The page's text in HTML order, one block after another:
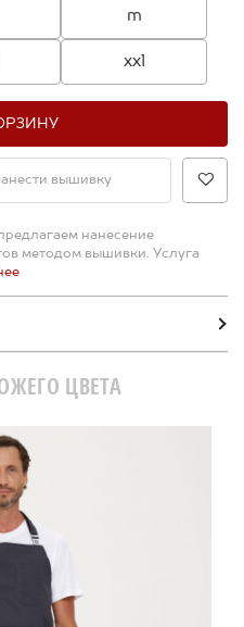
m
xxl
вышивку
нанесение
методом вышивки. Услуга
ЦВЕТА